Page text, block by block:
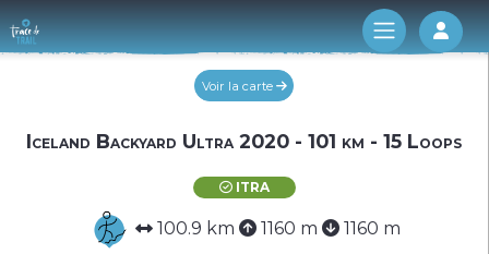
Log
Voir la carte
Iceland Backyard Ultra 2020 - 101 km - 15 Loops
ITRA
100.9 km 1160 m 1160 m